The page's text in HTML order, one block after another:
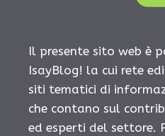
Il presente sito web è
IsayBlog! la cui rete
siti tematici di
che contano sul
ed esperti del settore.